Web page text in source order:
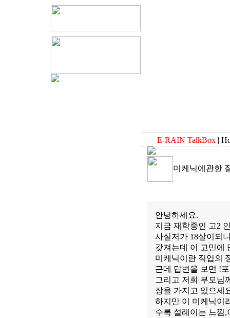
E-RAIN TalkBox|
미케닉에관한
안녕하세요.
지금 재학중인 고2
사실저가 18살이되
갖져는데 이 고민에
미케닉이란 직업의
근데 답변을 보면 !
그리고 저희 부모님
장을 가지고 있으세
하지만 이 미케닉이
수록 설레이는 느낌